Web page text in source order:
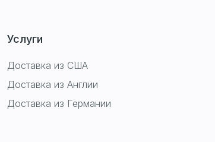
Услуги
Доставка из США
Доставка из Англии
Доставка из Германии